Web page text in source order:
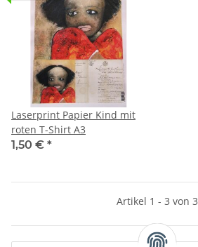
Laserprint Papier Kind mit
roten T-Shirt A3
1,50 € *
Artikel 1 - 3 von 3